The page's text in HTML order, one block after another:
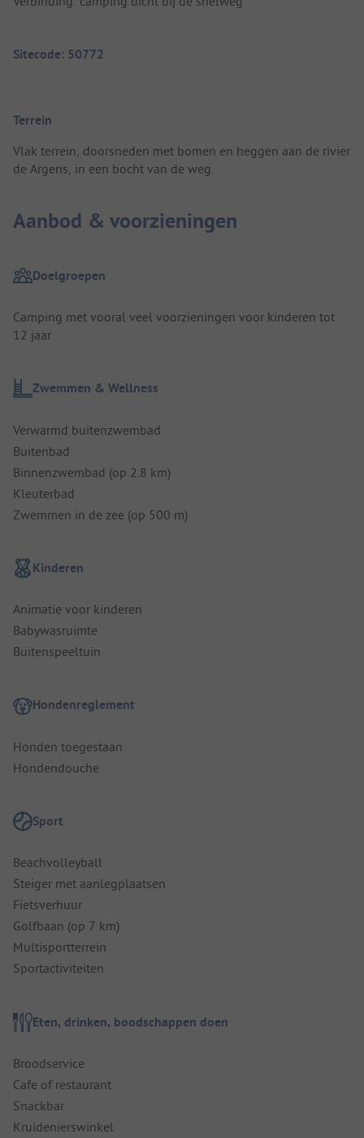
Sitecode: 50772
Terrein
Vlak terrein, doorsneden met bomen en heggen aan de rivier
de Argens, in een bocht van de weg.
Aanbod & voorzieningen
Doelgroepen
Camping met vooral veel voorzieningen voor kinderen tot
12 jaar
Zwemmen & Wellness
Verwarmd buitenzwembad
Buitenbad
Binnenzwembad (op 2.8 km)
Kleuterbad
Zwemmen in de zee (op 500 m)
Kinderen
Animatie voor kinderen
Babywasruimte
Buitenspeeltuin
Hondenreglement
Honden toegestaan
Hondendouche
Sport
Beachvolleyball
Steiger met aanlegplaatsen
Fietsverhuur
Golfbaan (op 7 km)
Multisportterrein
Sportactiviteiten
Eten, drinken, boodschappen doen
Broodservice
Cafe of restaurant
Snackbar
Kruidenierswinkel